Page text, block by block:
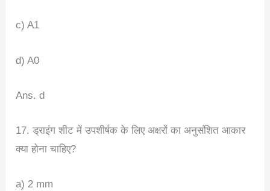
c) A1
d) A0
Ans. d
17. ड्राइंग शीट में उपशीर्षक के लिए अक्षरों का अनुसंशित आकार
क्या होना चाहिए?
a) 2 mm